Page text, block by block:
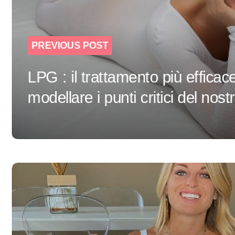
PREVIOUS POST
LPG : il trattamento più
modellare i punti critici del